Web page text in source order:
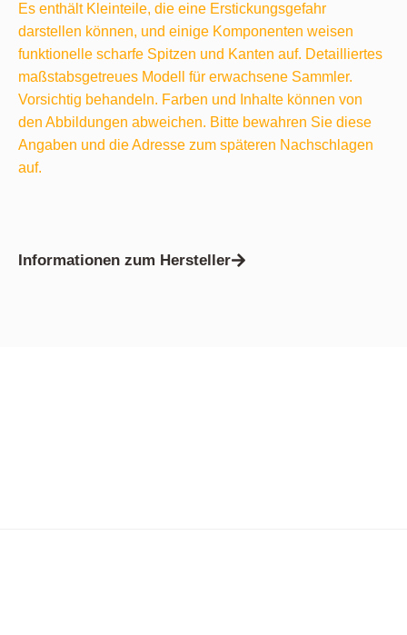
Es enthält Kleinteile, die eine Erstickungsgefahr
darstellen können, und einige Komponenten weisen
funktionelle scharfe Spitzen und Kanten auf. Detailliertes
maßstabsgetreues Modell für erwachsene Sammler.
Vorsichtig behandeln. Farben und Inhalte können von
den Abbildungen abweichen. Bitte bewahren Sie diese
Angaben und die Adresse zum späteren Nachschlagen
auf.
Informationen zum Hersteller